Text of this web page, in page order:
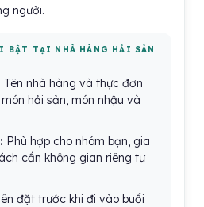
người.
BẬT TẠI NHÀ HÀNG HẢI SẢN
Tên nhà hàng và thực đơn
hải sản, món nhậu và
Phù hợp cho nhóm bạn, gia
cần không gian riêng tư
đặt trước khi đi vào buổi